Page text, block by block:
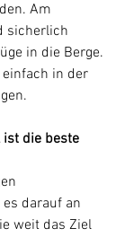
Am
sicherlich
in die Berge.
einfach in der
die beste
darauf an
weit das Ziel